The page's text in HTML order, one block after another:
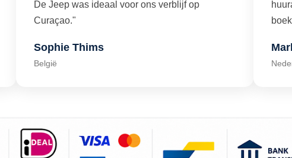
De Jeep was ideaal voor ons verblijf op
Curaçao."
Sophie Thims
België